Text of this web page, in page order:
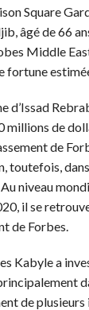
Square
âgé de 66
Middle
fortune
d’Issad
millions de
de
toutefois,
niveau
il se
de Forbes.
Kabyle a
de plusieurs